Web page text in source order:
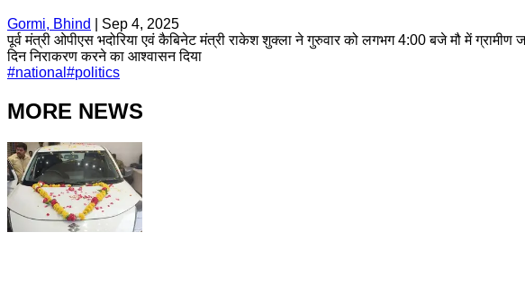
Gormi, Bhind
Sep 4, 2025
पूर्व मंत्री ओपीएस भदोरिया एवं कैबिनेट मंत्री राकेश शुक्ला ने गुरुवार को लगभग 4:00 बजे मौ में
दिन निराकरण करने का आश्वासन दिया
#national #politics
MORE NEWS